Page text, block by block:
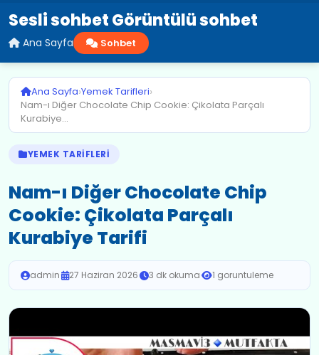
Sesli sohbet Görüntülü sohbet
Ana Sayfa Sohbet
Ana Sayfa›Yemek Tarifleri›
Nam-ı Diğer Chocolate Chip Cookie: Çikolata Parçalı
Kurabiye...
YEMEK TARIFLERI
Nam-ı Diğer Chocolate Chip
Cookie: Çikolata Parçalı
Kurabiye Tarifi
admin· 27 Haziran 2026· 3 dk okuma· 1 goruntuleme